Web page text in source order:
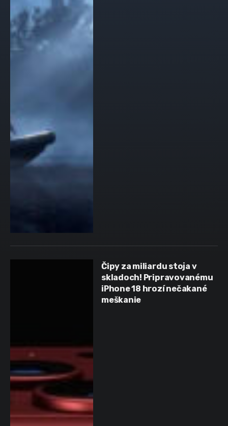
Čipy za miliardu stoja v
skladoch! Pripravovanému
iPhone 18 hrozí nečakané
meškanie